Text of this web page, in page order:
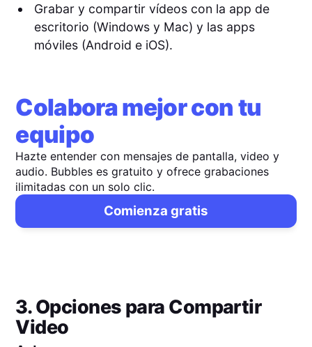
Grabar y compartir vídeos con la app de
escritorio (Windows y Mac) y las apps
móviles (Android e iOS).
Colabora mejor con tu
equipo
Hazte entender con mensajes de pantalla, video y
audio. Bubbles es gratuito y ofrece grabaciones
ilimitadas con un solo clic.
Comienza gratis
3. Opciones para Compartir
Video